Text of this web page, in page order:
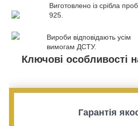
Виготовлено із срібла
925.
Вироби відповідають усім
вимогам ДСТУ.
Ключові особливості
Гарантія